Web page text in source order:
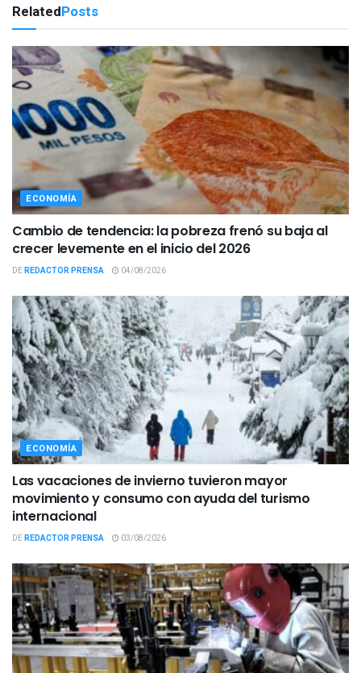
RelatedPosts
ECONOMÍA
Cambio de tendencia: la pobreza frenó su baja al
crecer levemente en el inicio del 2026
DEREDACTOR PRENSA 04/08/2026
ECONOMÍA
Las vacaciones de invierno tuvieron mayor
movimiento y consumo con ayuda del turismo
internacional
DEREDACTOR PRENSA 03/08/2026